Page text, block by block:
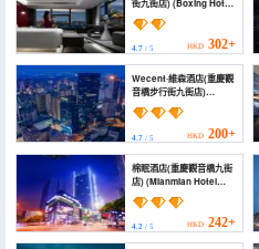
街九街店) (Boxing Hotel
(Jiujie Branch,
Guanyinqiao
Pedestrian Street,
Chongqing))
4.7 / 5 HKD 302+
Wecent·維森酒店(重慶觀
音橋步行街九街店)
(Weisen Hotel
(Chongqing ))
4.7 / 5 HKD 200+
棉眠酒店(重慶觀音橋九街
店) (Mianmian Hotel
(Chongqing
Guanyinqiao 9 Street))
4.2 / 5 HKD 242+